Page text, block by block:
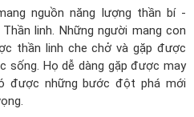
nguồn năng lượng thần bí -
linh. Những người mang con
thần linh che chở và gặp được
sống. Họ dễ dàng gặp được may
được những bước đột phá mới